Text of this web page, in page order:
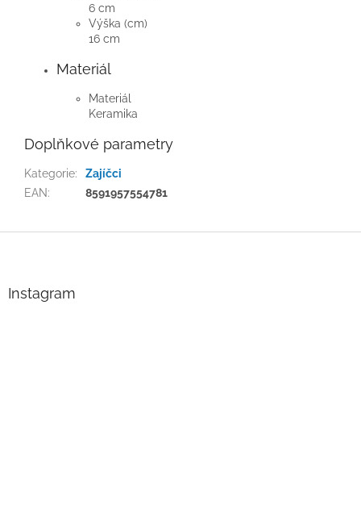
6 cm
Výška (cm)
16 cm
Materiál
Materiál
Keramika
Doplňkové parametry
Kategorie:
Zajíčci
EAN: 8591957554781
Instagram